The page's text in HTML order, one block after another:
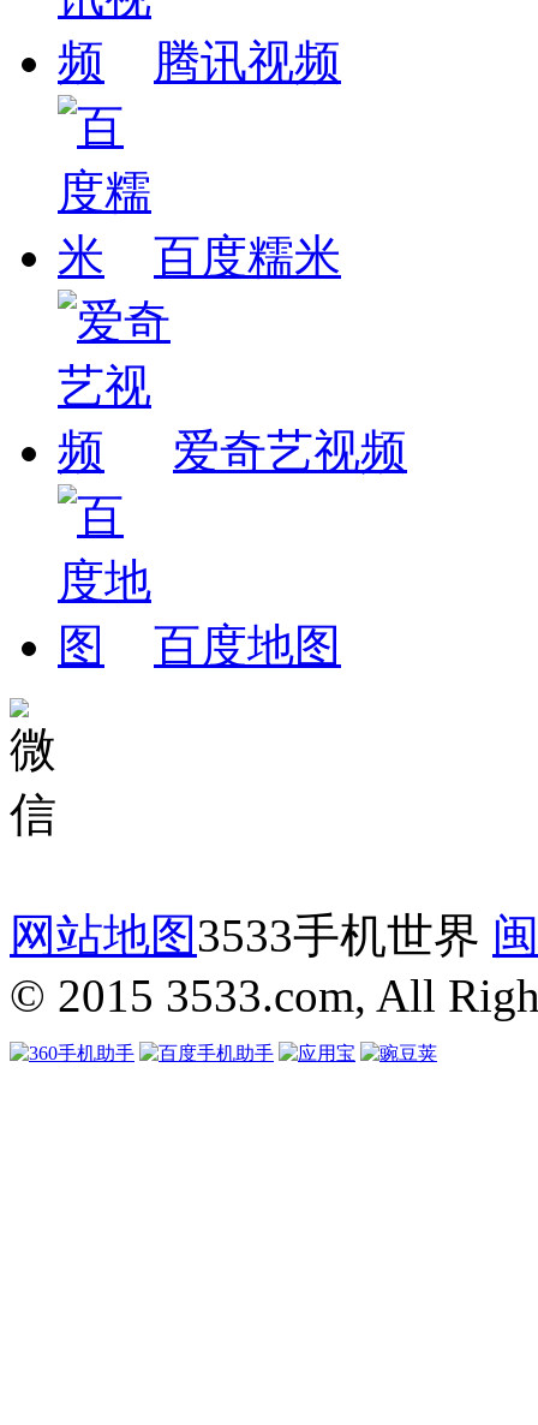
腾讯视频
百度糯米
爱奇艺视频
百度地图
网站地图3533手机世界
© 2015 3533.com, All